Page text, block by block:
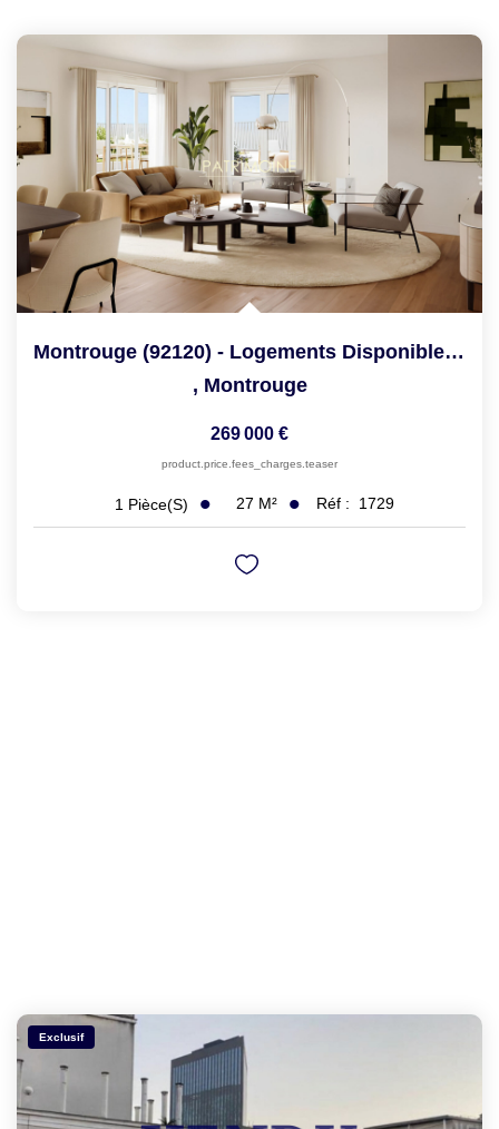
NOTRE AGENCE
Notre Agence
Notre Équipe
Actualités
EN
Montrouge (92120) - Logements Disponibles - 52 Appartements...
, Montrouge
269 000 €
product.price.fees_charges.teaser
1 Pièce(s) 27 M² Réf : 1729
Exclusif